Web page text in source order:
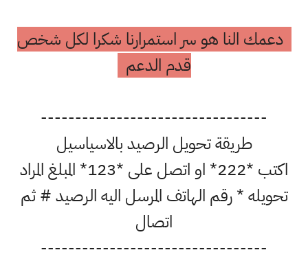
دعمك النا هو سر استمرارنا شكرا لكل شخص
قدم الدعم
---------------------------------
طريقة تحويل الرصيد بالاسياسيل
اكتب *222* او اتصل على *123* المبلغ المراد
تحويله * رقم الهاتف المرسل اليه الرصيد # ثم
اتصال
---------------------------------